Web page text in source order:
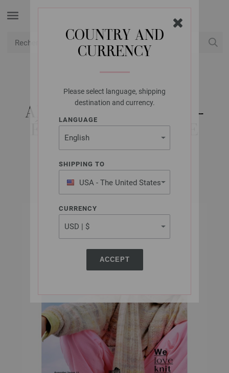
COUNTRY AND
CURRENCY
Please select language, shipping
destination and currency.
LANGUAGE
SHIPPING TO
USA - The United States
of America
CURRENCY
ACCEPT
LANA GROSSA
ABOUT BERLIN NO. 11 -
ÉDITION ALLEMANDE
Automne/Hiver 2022/23